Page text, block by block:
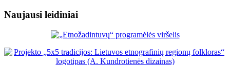
Naujausi leidiniai